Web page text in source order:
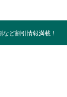
ど割引情報満載！